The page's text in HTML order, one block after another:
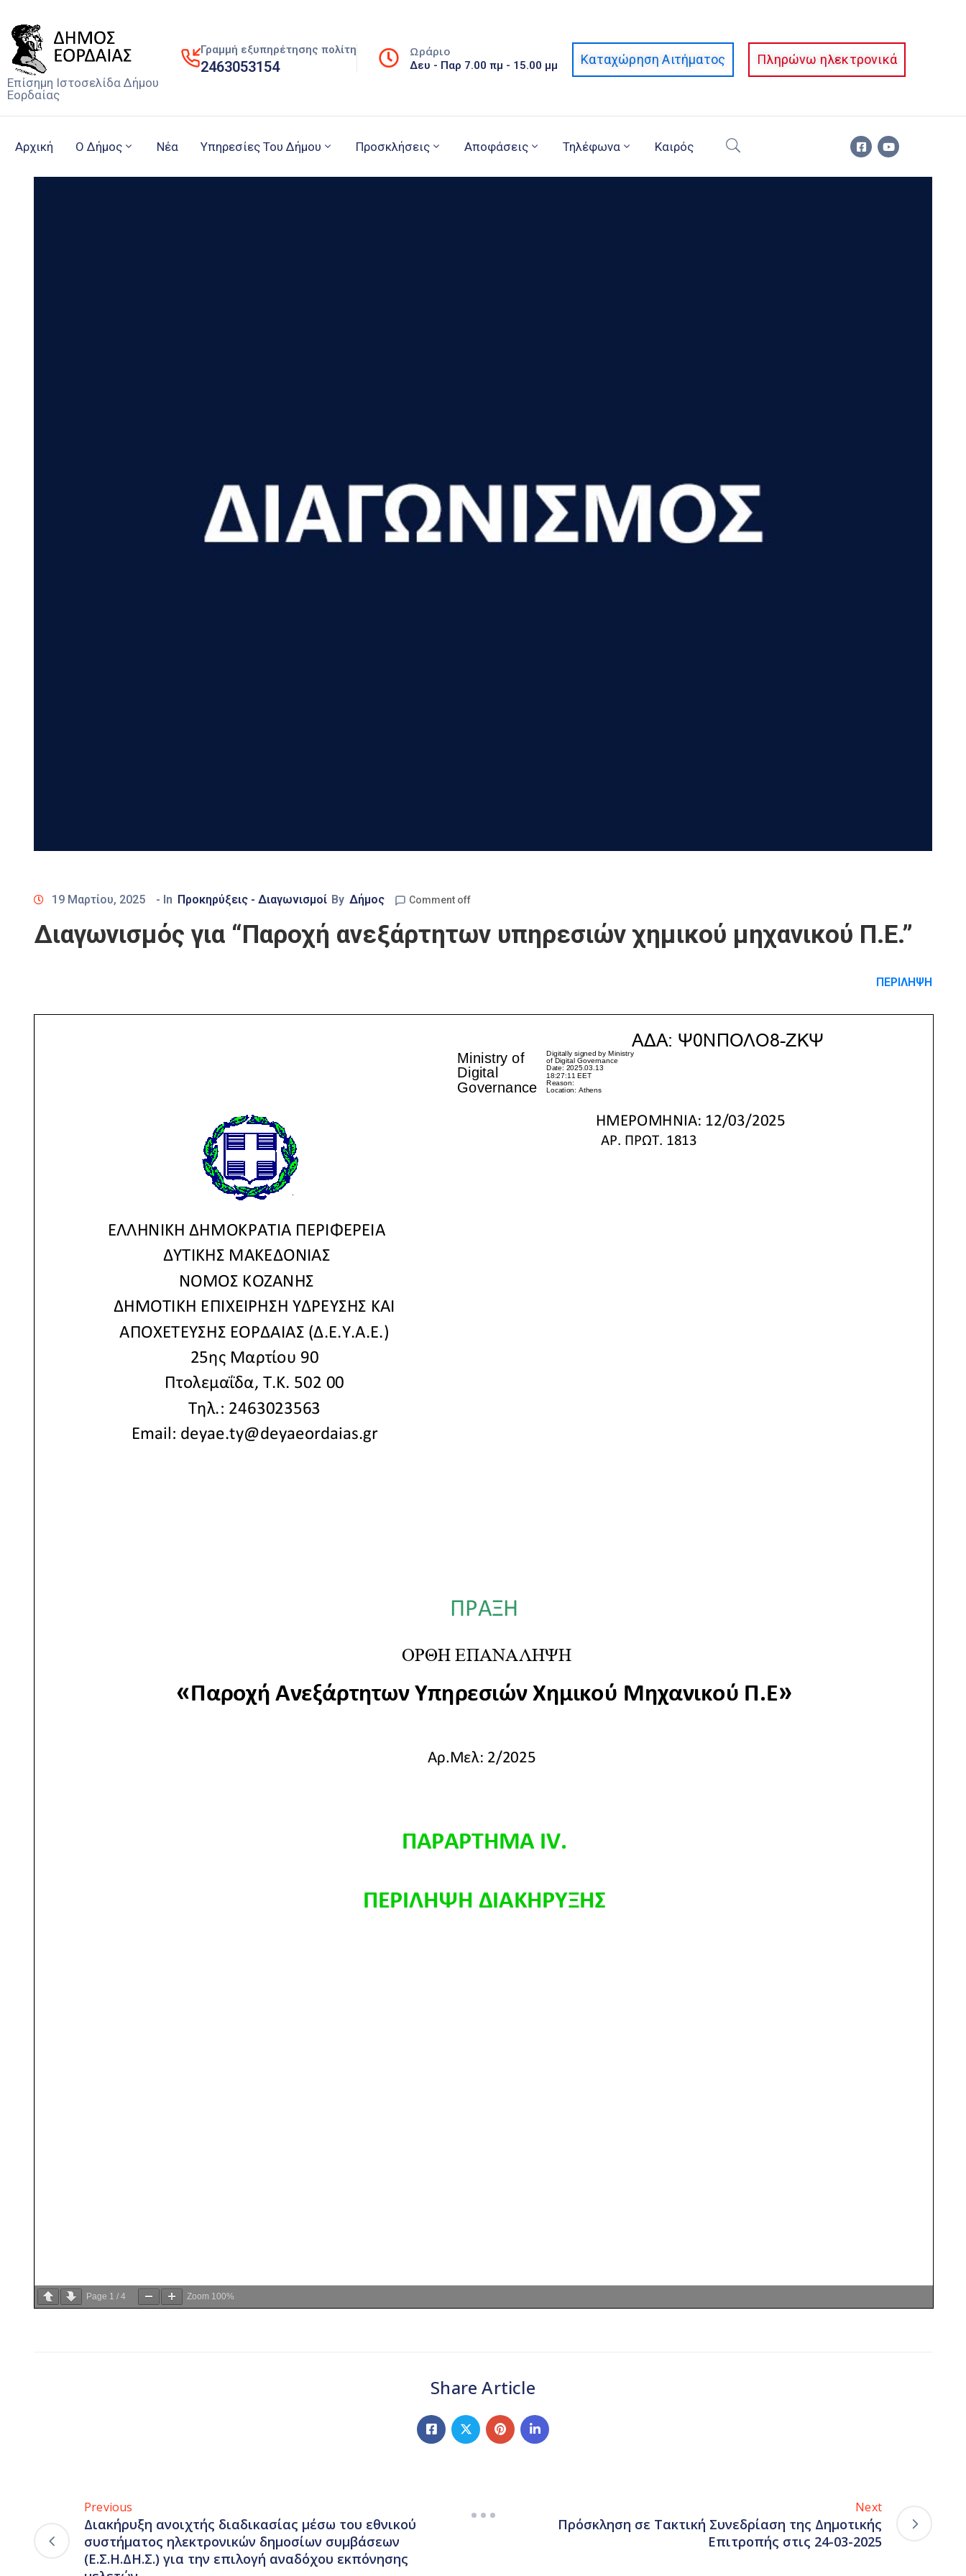
Επίσημη Ιστοσελίδα Δήμου
Εορδαίας
Γραμμή εξυπηρέτησης πολίτη
2463053154
Ωράριο
Δευ - Παρ 7.00 πμ - 15.00 μμ Καταχώρηση Αιτήματος Πληρώνω ηλεκτρονικά
Αρχική Ο Δήμος Νέα Υπηρεσίες Του Δήμου Προσκλήσεις Αποφάσεις Τηλέφωνα Καιρός
19 Μαρτίου, 2025 - In Προκηρύξεις - Διαγωνισμοί By Δήμος Comment off
Διαγωνισμός για “Παροχή ανεξάρτητων υπηρεσιών χημικού μηχανικού Π.Ε.”
ΠΕΡΙΛΗΨΗ
Page 1 / 4 Zoom 100%
Share Article
Previous
Διακήρυξη ανοιχτής διαδικασίας μέσω του εθνικού
συστήματος ηλεκτρονικών δημοσίων συμβάσεων
(Ε.Σ.Η.ΔΗ.Σ.) για την επιλογή αναδόχου εκπόνησης
Next
Πρόσκληση σε Τακτική Συνεδρίαση της Δημοτικής
Επιτροπής στις 24-03-2025